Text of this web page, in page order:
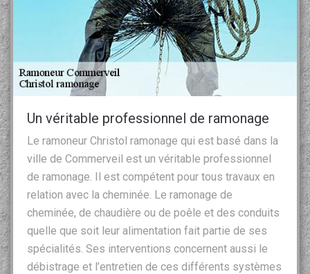
Un véritable professionnel de ramonage
Le ramoneur Christol ramonage qui est basé dans la
ville de Commerveil est un véritable professionnel
de ramonage. Il est compétent pour tous travaux en
relation avec la cheminée. Le ramonage de
cheminée, de chaudière ou de poêle et des conduits
quelle que soit leur alimentation fait partie de ses
spécialités. Ses interventions concernent aussi le
débistrage et l’entretien de ces différents systèmes